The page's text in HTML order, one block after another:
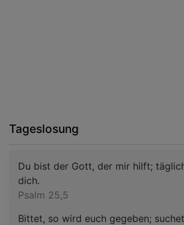
Tageslosung
Du bist der Gott, der mir hilft;
dich.
Psalm 25,5
Bittet, so wird euch gegeben;